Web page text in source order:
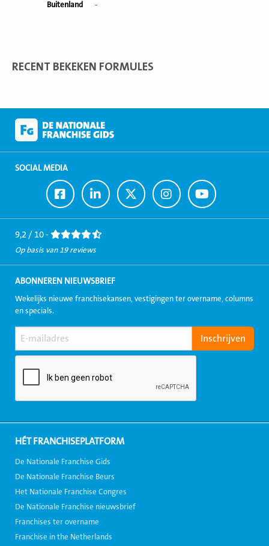
Buitenland
-
RECENT BEKEKEN FORMULES
SOCIAL MEDIA
Ga
naar
Facebook
Ga
naar
LinkedIn
Ga
naar
Twitter
Ga
naar
Instagram
Ga
naar
Youtube
9,2 / 10 -
Op basis van 19 reviews
ABONNEREN NIEUWSBRIEF
Wekelijks nieuwe franchisekansen, vestigingen ter overname, columns
en specials.
HÉT FRANCHISEPLATFORM
De Nationale Franchise Gids
De Nationale Franchise Beurs
Het Nationale Franchise Congres
De Nationale Franchise nieuwsbrief
Franchises ter overname
Franchise in the Netherlands